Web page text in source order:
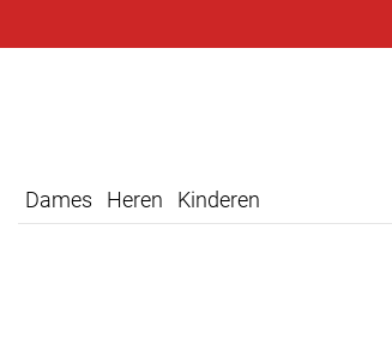
Dames Heren Kinderen